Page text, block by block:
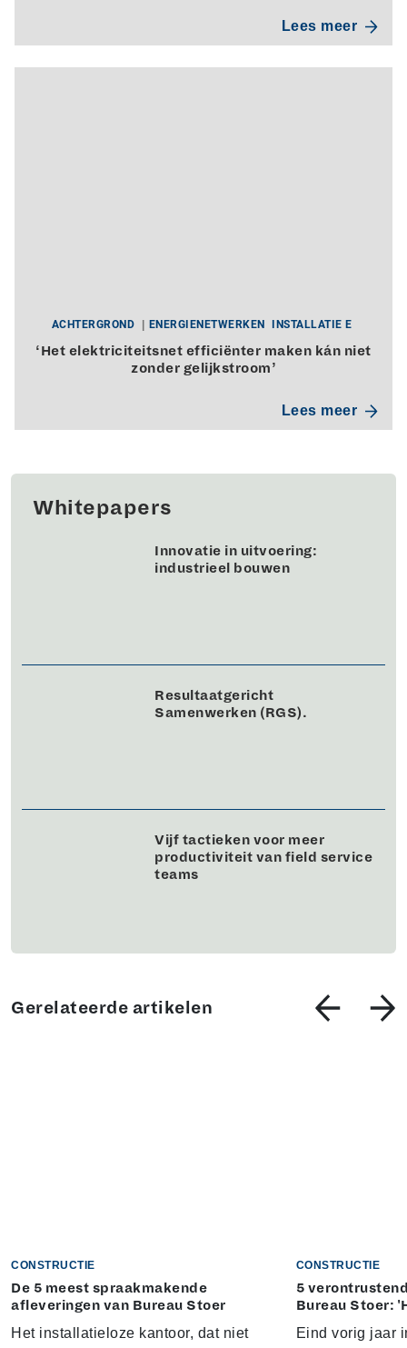
Lees meer
ACHTERGROND ENERGIENETWERKEN INSTALLATIE E
‘Het elektriciteitsnet efficiënter maken kán niet
zonder gelijkstroom’
Lees meer
Whitepapers
Innovatie in uitvoering:
industrieel bouwen
Resultaatgericht
Samenwerken (RGS).
Vijf tactieken voor meer
productiviteit van field service
teams
Gerelateerde artikelen
CONSTRUCTIE
De 5 meest spraakmakende
afleveringen van Bureau Stoer
Het installatieloze kantoor, dat niet
CONSTRUCTIE
5
Bureau Stoer:
Eind vorig jaar